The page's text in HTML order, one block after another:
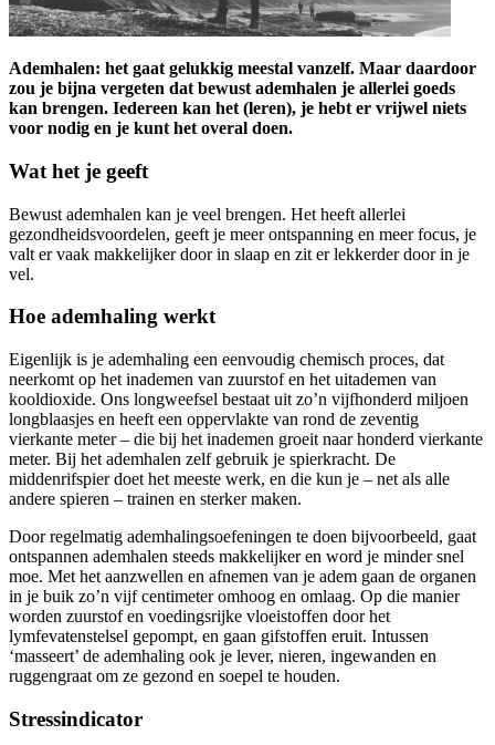
Ademhalen: het gaat gelukkig meestal vanzelf. Maar daardoor
zou je bijna vergeten dat bewust ademhalen je allerlei goeds
kan brengen. Iedereen kan het (leren), je hebt er vrijwel niets
voor nodig en je kunt het overal doen.
Wat het je geeft
Bewust ademhalen kan je veel brengen. Het heeft allerlei
gezondheidsvoordelen, geeft je meer ontspanning en meer focus, je
valt er vaak makkelijker door in slaap en zit er lekkerder door in je
vel.
Hoe ademhaling werkt
Eigenlijk is je ademhaling een eenvoudig chemisch proces, dat
neerkomt op het inademen van zuurstof en het uitademen van
kooldioxide. Ons longweefsel bestaat uit zo’n vijfhonderd miljoen
longblaasjes en heeft een oppervlakte van rond de zeventig
vierkante meter – die bij het inademen groeit naar honderd vierkante
meter. Bij het ademhalen zelf gebruik je spierkracht. De
middenrifspier doet het meeste werk, en die kun je – net als alle
andere spieren – trainen en sterker maken.
Door regelmatig ademhalingsoefeningen te doen bijvoorbeeld, gaat
ontspannen ademhalen steeds makkelijker en word je minder snel
moe. Met het aanzwellen en afnemen van je adem gaan de organen
in je buik zo’n vijf centimeter omhoog en omlaag. Op die manier
worden zuurstof en voedingsrijke vloeistoffen door het
lymfevatenstelsel gepompt, en gaan gifstoffen eruit. Intussen
‘masseert’ de ademhaling ook je lever, nieren, ingewanden en
ruggengraat om ze gezond en soepel te houden.
Stressindicator